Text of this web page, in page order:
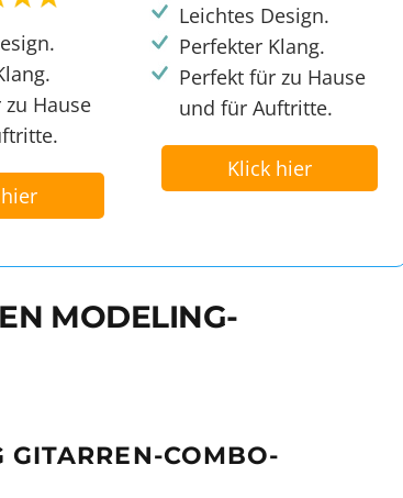
Hause
Leichtes Design.
Perfekter Klang.
Perfekt für zu Hause
und für Auftritte.
Klick hier
MODELING-
GITARREN-COMBO-